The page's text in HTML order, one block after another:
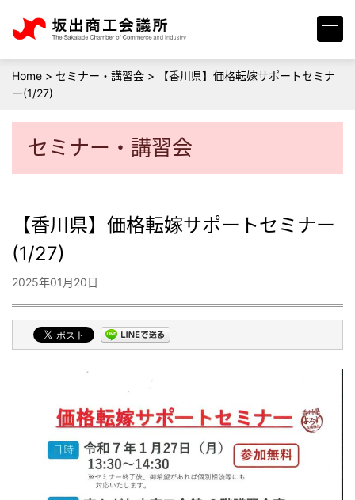
Home > セミナー・講習会 >
【香川県】価格転嫁サポートセミナ
ー(1/27)
セミナー・講習会
【香川県】価格転嫁サポートセミナー
(1/27)
2025年01月20日